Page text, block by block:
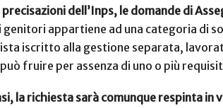
precisazioni dell’Inps, le domande di
genitori appartiene ad una categoria di
iscritto alla gestione separata,
può fruire per assenza di uno o più
la richiesta sarà comunque respinta in